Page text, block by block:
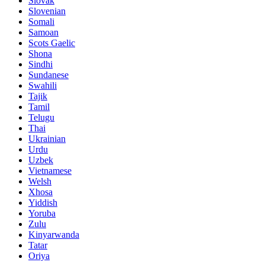
Slovenian
Somali
Samoan
Scots Gaelic
Shona
Sindhi
Sundanese
Swahili
Tajik
Tamil
Telugu
Thai
Ukrainian
Urdu
Uzbek
Vietnamese
Welsh
Xhosa
Yiddish
Yoruba
Zulu
Kinyarwanda
Tatar
Oriya